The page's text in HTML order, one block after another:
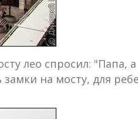
лео спросил: "Папа,
на мосту, для